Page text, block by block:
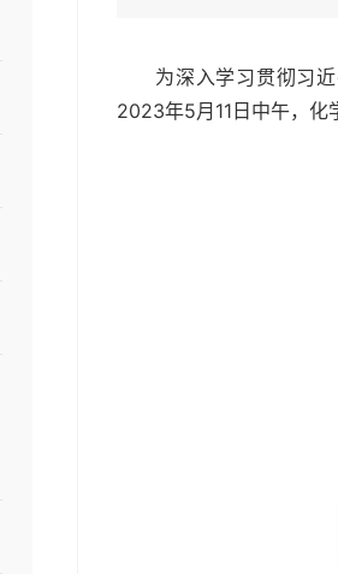
为深入学习贯彻习
2023年5月11日中午，化